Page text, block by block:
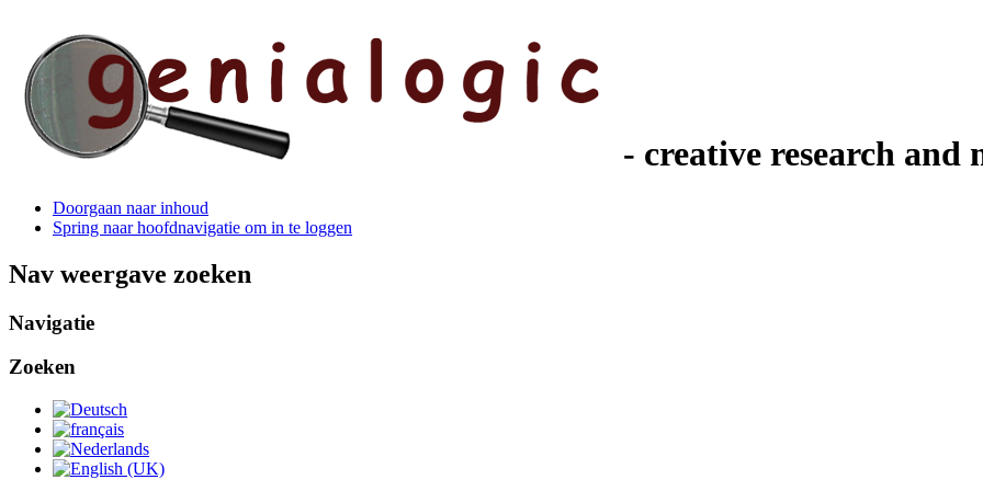
- creative research and
Doorgaan naar inhoud
Spring naar hoofdnavigatie om in te loggen
Nav weergave zoeken
Navigatie
Zoeken